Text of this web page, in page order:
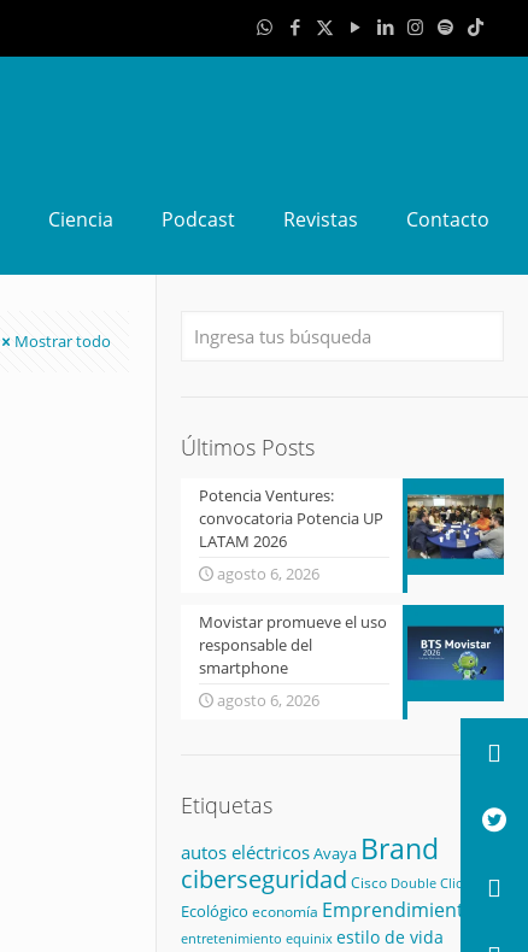
Ciencia Podcast Revistas Contacto
Mostrar todo
Últimos Posts
Potencia Ventures:
convocatoria Potencia UP
LATAM 2026
agosto 6, 2026
Movistar promueve el uso
responsable del
smartphone
agosto 6, 2026
Etiquetas
autos eléctricosAvaya Brand
ciberseguridad Cisco Double Click
Ecológico economía Emprendimiento
entretenimiento equinix estilo de vida